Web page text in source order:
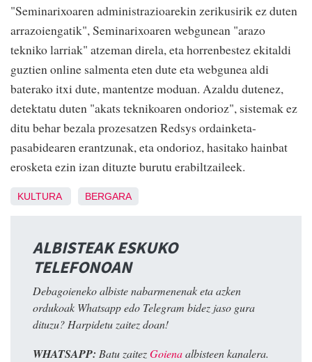
"Seminarixoaren administrazioarekin zerikusirik ez duten
arrazoiengatik", Seminarixoaren webgunean "arazo
tekniko larriak" atzeman direla, eta horrenbestez ekitaldi
guztien online salmenta eten dute eta webgunea aldi
baterako itxi dute, mantentze moduan. Azaldu dutenez,
detektatu duten "akats teknikoaren ondorioz", sistemak ez
ditu behar bezala prozesatzen Redsys ordainketa-
pasabidearen erantzunak, eta ondorioz, hasitako hainbat
erosketa ezin izan dituzte burutu erabiltzaileek.
KULTURA BERGARA
ALBISTEAK ESKUKO
TELEFONOAN
Debagoieneko albiste nabarmenenak eta azken
ordukoak Whatsapp edo Telegram bidez jaso gura
dituzu? Harpidetu zaitez doan!
WHATSAPP: Batu zaitezGoienaalbisteen kanalera.